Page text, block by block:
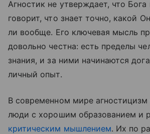
Агностик не утверждает, что Бога
говорит, что знает точно, какой
ли вообще. Его ключевая мысль
довольно честна: есть пределы
знания, и за ними начинаются
личный опыт.
В современном мире
люди с хорошим образованием и
критическим мышлением. Их по